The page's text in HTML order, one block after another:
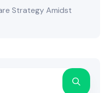
Strategy Amidst